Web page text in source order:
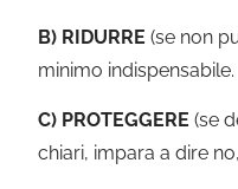
B) RIDURRE (se non
minimo indispensabile.
C) PROTEGGERE (se
chiari, impara a dire